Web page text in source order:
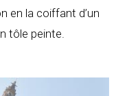
en la coiffant d’un
tôle peinte.